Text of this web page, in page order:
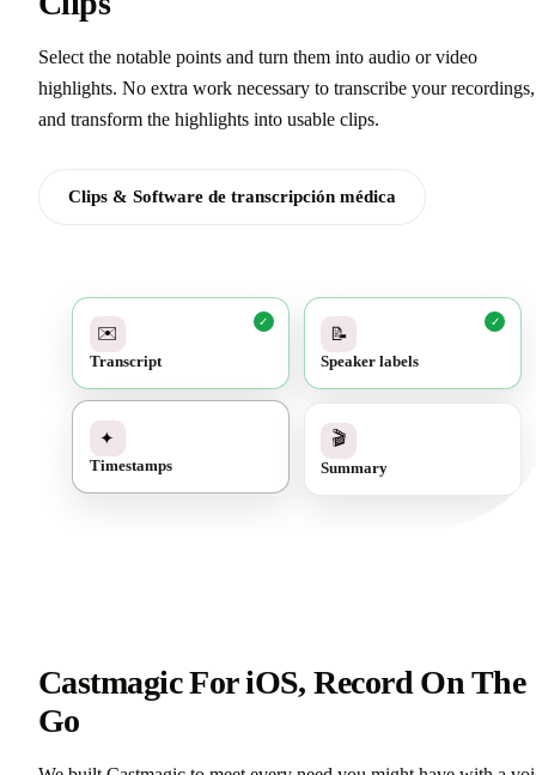
Select the notable points and turn them into audio or video
highlights. No extra work necessary to transcribe your recordings,
and transform the highlights into usable clips.
Clips & Software de transcripción médica
✉️
Transcript
✓
📝
Speaker labels
✓
✦
Timestamps
🎬
Summary
Castmagic For iOS, Record On The
Go